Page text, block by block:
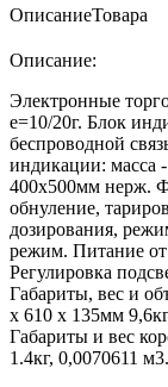
ОписаниеТовара
Описание:
Электронные
e=10/20г. Блок
беспроводной
индикации: масса
400х500мм нерж.
обнуление,
дозирования,
режим. Питание
Регулировка
Габариты, вес и
х 610 х 135мм
Габариты и вес
1.4кг, 0,0070611 м3.